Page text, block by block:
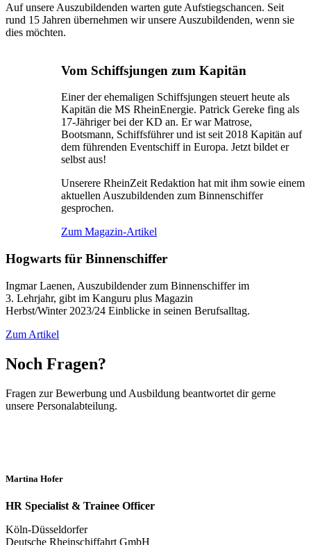
Auf unsere Auszubildenden warten gute Aufstiegschancen. Seit
rund 15 Jahren übernehmen wir unsere Auszubildenden, wenn sie
dies möchten.
Vom Schiffsjungen zum Kapitän
Einer der ehemaligen Schiffsjungen steuert heute als
Kapitän die MS RheinEnergie. Patrick Gereke fing als
17-Jähriger bei der KD an. Er war Matrose,
Bootsmann, Schiffsführer und ist seit 2018 Kapitän auf
dem führenden Eventschiff in Europa. Jetzt bildet er
selbst aus!
Unserere RheinZeit Redaktion hat mit ihm sowie einem
aktuellen Auszubildenden zum Binnenschiffer
gesprochen.
Zum Magazin-Artikel
Hogwarts für Binnenschiffer
Ingmar Laenen, Auszubildender zum Binnenschiffer im
3. Lehrjahr, gibt im Kanguru plus Magazin
Herbst/Winter 2023/24 Einblicke in seinen Berufsalltag.
Zum Artikel
Noch Fragen?
Fragen zur Bewerbung und Ausbildung beantwortet dir gerne
unsere Personalabteilung.
Martina Hofer
HR Specialist & Trainee Officer
Köln-Düsseldorfer
Deutsche Rheinschiffahrt GmbH